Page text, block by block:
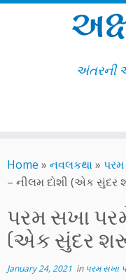
to
content
અંતરની
Home » નવલકથા»
– નીલમ દોશી (એક
પરમ સખા
(એક સુંદર
January 24, 2021 in પરમ સખા